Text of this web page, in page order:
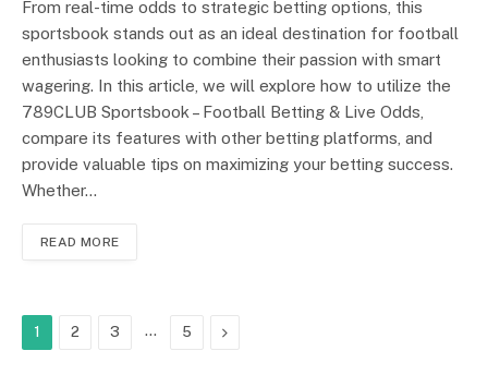
From real-time odds to strategic betting options, this
sportsbook stands out as an ideal destination for football
enthusiasts looking to combine their passion with smart
wagering. In this article, we will explore how to utilize the
789CLUB Sportsbook – Football Betting & Live Odds,
compare its features with other betting platforms, and
provide valuable tips on maximizing your betting success.
Whether…
READ MORE
1 2 3 … 5 Next